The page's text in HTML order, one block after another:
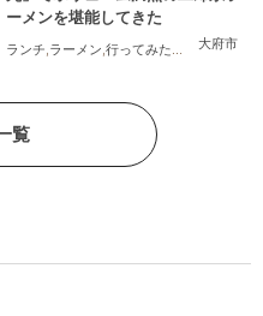
美浜町, 南知多町
ネタ,まとめ記事,親子,家族,カップル, 友人
大府市
ーメンを堪能してきた
ランチ,ラーメン,行ってみたレポ ,おひとり
覧